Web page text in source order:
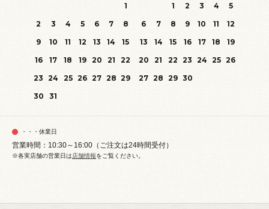
1
2
3 4 5 6 7
8
9
10 11 12 13 14
15
16
17 18 19 20 21
22
23 24 25 26 27 28 29
30
31
1 2 3 4
5
6
7 8 9 10 11
12
13
14 15 16 17 18
19
20
21 22 23 24 25 26
27 28 29 30
・・・休業日
営業時間：10:30～16:00（ご注文は24時間受付）
※各実店舗の営業日は店舗情報をご覧ください。